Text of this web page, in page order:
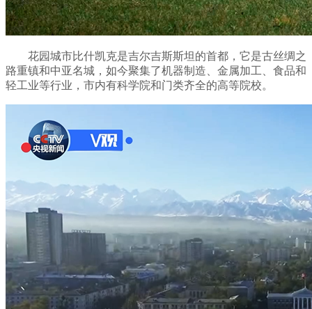
花园城市比什凯克是吉尔吉斯斯坦的首都，它是古丝绸之
路重镇和中亚名城，如今聚集了机器制造、金属加工、食品和
轻工业等行业，市内有科学院和门类齐全的高等院校。